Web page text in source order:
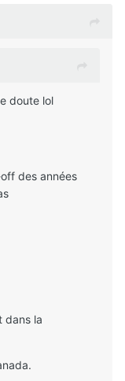
doute lol
des années
dans la